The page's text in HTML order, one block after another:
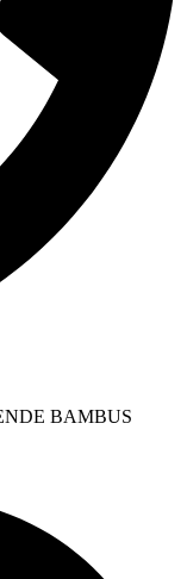
BAMBUS